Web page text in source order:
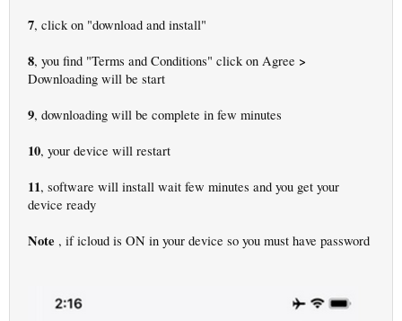
7, click on "download and install"
8, you find "Terms and Conditions" click on Agree >
Downloading will be start
9, downloading will be complete in few minutes
10, your device will restart
11, software will install wait few minutes and you get your
device ready
Note , if icloud is ON in your device so you must have password